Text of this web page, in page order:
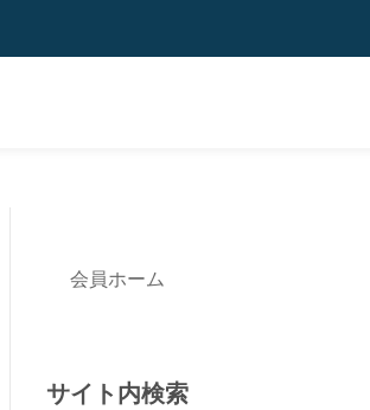
会員ホーム
サイト内検索